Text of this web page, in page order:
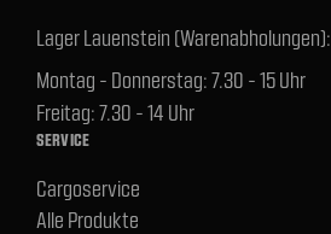
Lager Lauenstein (Warenabholungen):
Montag - Donnerstag: 7.30 - 15 Uhr
Freitag: 7.30 - 14 Uhr
SERVICE
Cargoservice
Alle Produkte